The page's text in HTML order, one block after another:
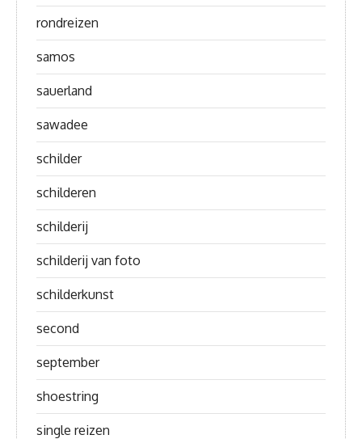
rondreizen
samos
sauerland
sawadee
schilder
schilderen
schilderij
schilderij van foto
schilderkunst
second
september
shoestring
single reizen